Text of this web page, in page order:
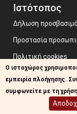
Ιστότοπος
Δήλωση
Προστασία
Πολιτική cookies
Όροι χρήσης
Image credits: Some
Ο ιστοχώρος
εμπειρία πλοήγησης.
συμφωνείτε με τη